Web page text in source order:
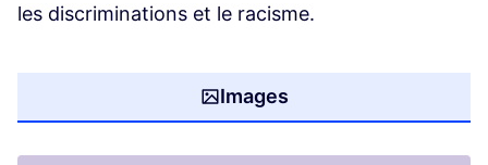
les discriminations et le racisme.
Images